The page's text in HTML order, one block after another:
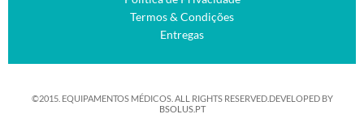
Termos & Condições
Entregas
©2015. EQUIPAMENTOS MÉDICOS. ALL RIGHTS RESERVED.DEVELOPED BY
BSOLUS.PT